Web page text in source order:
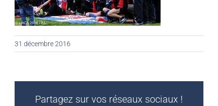
31 décembre 2016
Partagez sur vos réseaux sociaux !